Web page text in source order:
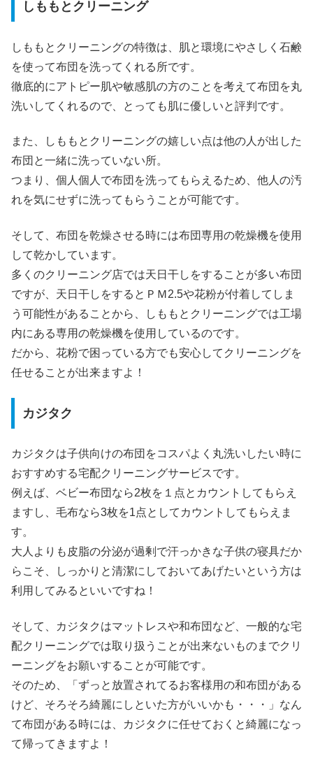
しももとクリーニング
しももとクリーニングの特徴は、肌と環境にやさしく石鹸
を使って布団を洗ってくれる所です。
徹底的にアトピー肌や敏感肌の方のことを考えて布団を丸
洗いしてくれるので、とっても肌に優しいと評判です。
また、しももとクリーニングの嬉しい点は他の人が出した
布団と一緒に洗っていない所。
つまり、個人個人で布団を洗ってもらえるため、他人の汚
れを気にせずに洗ってもらうことが可能です。
そして、布団を乾燥させる時には布団専用の乾燥機を使用
して乾かしています。
多くのクリーニング店では天日干しをすることが多い布団
ですが、天日干しをするとＰＭ2.5や花粉が付着してしま
う可能性があることから、しももとクリーニングでは工場
内にある専用の乾燥機を使用しているのです。
だから、花粉で困っている方でも安心してクリーニングを
任せることが出来ますよ！
カジタク
カジタクは子供向けの布団をコスパよく丸洗いしたい時に
おすすめする宅配クリーニングサービスです。
例えば、ベビー布団なら2枚を１点とカウントしてもらえ
ますし、毛布なら3枚を1点としてカウントしてもらえま
す。
大人よりも皮脂の分泌が過剰で汗っかきな子供の寝具だか
らこそ、しっかりと清潔にしておいてあげたいという方は
利用してみるといいですね！
そして、カジタクはマットレスや和布団など、一般的な宅
配クリーニングでは取り扱うことが出来ないものまでクリ
ーニングをお願いすることが可能です。
そのため、「ずっと放置されてるお客様用の和布団がある
けど、そろそろ綺麗にしといた方がいいかも・・・」なん
て布団がある時には、カジタクに任せておくと綺麗になっ
て帰ってきますよ！